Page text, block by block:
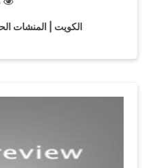
الكويت | المنشات